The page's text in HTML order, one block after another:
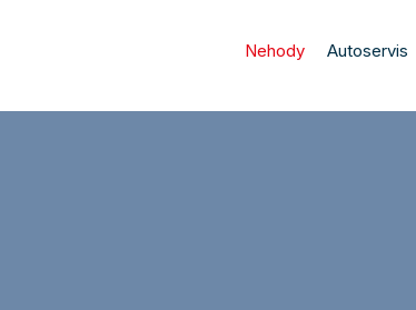
Nehody Autoservis